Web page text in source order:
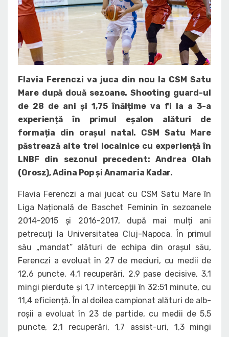
Flavia Ferenczi va juca din nou la CSM Satu
Mare după două sezoane. Shooting guard-ul
de 28 de ani și 1,75 înălțime va fi la a 3-a
experiență în primul eșalon alături de
formația din orașul natal. CSM Satu Mare
păstrează alte trei localnice cu experiență în
LNBF din sezonul precedent: Andrea Olah
(Orosz), Adina Pop și Anamaria Kadar.
Flavia Ferenczi a mai jucat cu CSM Satu Mare în
Liga Națională de Baschet Feminin în sezoanele
2014-2015 și 2016-2017, după mai mulți ani
petrecuți la Universitatea Cluj-Napoca. În primul
său „mandat” alături de echipa din orașul său,
Ferenczi a evoluat în 27 de meciuri, cu medii de
12,6 puncte, 4,1 recuperări, 2,9 pase decisive, 3,1
mingi pierdute și 1,7 intercepții în 32:51 minute, cu
11,4 eficiență. În al doilea campionat alături de alb-
roșii a evoluat în 23 de partide, cu medii de 5,5
puncte, 2,1 recuperări, 1,7 assist-uri, 1,3 mingi